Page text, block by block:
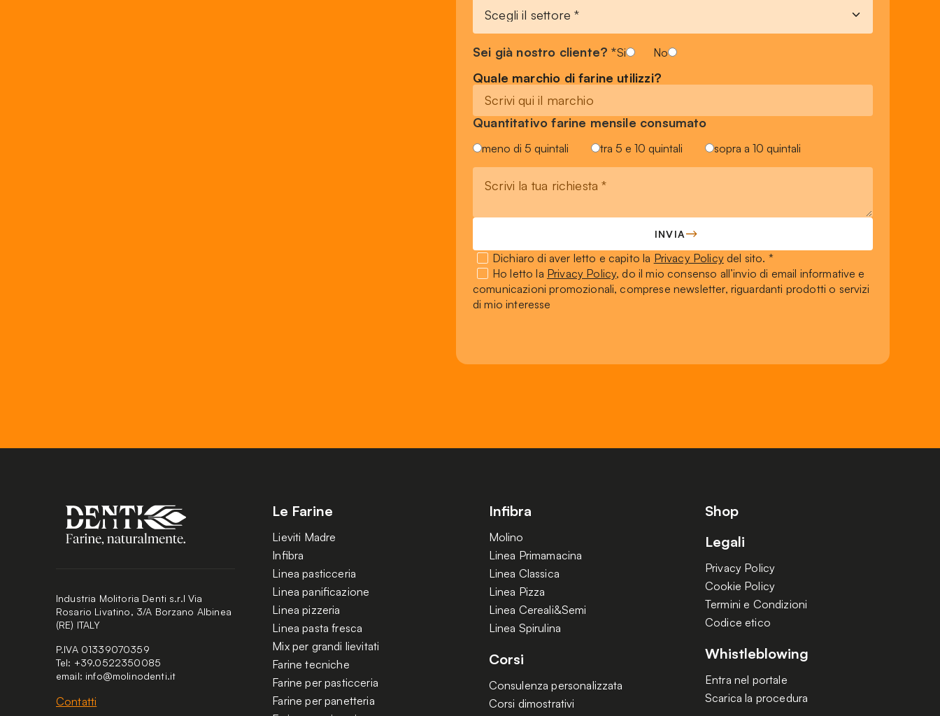
Sei già nostro cliente? *Si No
Quale marchio di farine utilizzi?
Quantitativo farine mensile consumato
meno di 5 quintali tra 5 e 10 quintali sopra a 10 quintali
INVIA
Dichiaro di aver letto e capito la Privacy Policydel sito. *
Ho letto la Privacy Policy, do il mio consenso all’invio di email informative e
comunicazioni promozionali, comprese newsletter, riguardanti prodotti o servizi
di mio interesse
Industria Molitoria Denti s.r.l Via
Rosario Livatino, 3/A Borzano Albinea
(RE) ITALY
P.IVA 01339070359
Tel: +39.0522350085
email: info@molinodenti.it
Contatti
Le Farine
Lieviti Madre
Infibra
Linea pasticceria
Linea panificazione
Linea pizzeria
Linea pasta fresca
Mix per grandi lievitati
Farine tecniche
Farine per pasticceria
Farine per panetteria
Infibra
Molino
Linea Primamacina
Linea Classica
Linea Pizza
Linea Cereali&Semi
Linea Spirulina
Corsi
Consulenza personalizzata
Corsi dimostrativi
Shop
Legali
Privacy Policy
Cookie Policy
Termini e Condizioni
Codice etico
Whistleblowing
Entra nel portale
Scarica la procedura